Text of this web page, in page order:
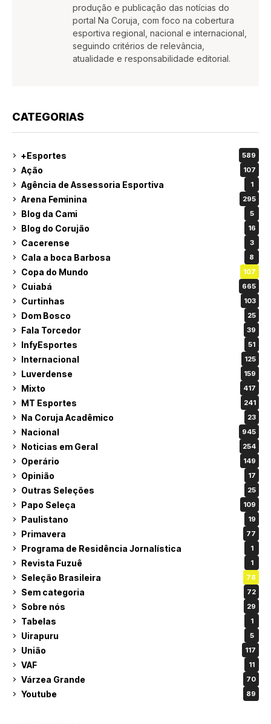
produção e publicação das notícias do
portal Na Coruja, com foco na cobertura
esportiva regional, nacional e internacional,
seguindo critérios de relevância,
atualidade e responsabilidade editorial.
CATEGORIAS
+Esportes 589
Ação 107
Agência de Assessoria Esportiva 1
Arena Feminina 295
Blog da Cami 5
Blog do Corujão 16
Cacerense 3
Cala a boca Barbosa 8
Copa do Mundo 107
Cuiabá 665
Curtinhas 103
Dom Bosco 25
Fala Torcedor 39
InfyEsportes 51
Internacional 125
Luverdense 159
Mixto 417
MT Esportes 241
Na Coruja Acadêmico 23
Nacional 945
Noticias em Geral 254
Operário 149
Opinião 17
Outras Seleções 25
Papo Seleça 109
Paulistano 19
Primavera 77
Programa de Residência Jornalística 1
Revista Fuzuê 1
Seleção Brasileira 78
Sem categoria 72
Sobre nós 29
Tabelas 1
Uirapuru 5
União 117
VAF 11
Várzea Grande 70
Youtube 89